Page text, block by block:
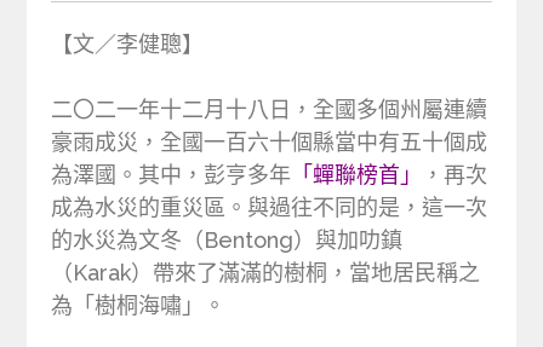
【文／李健聰】
二〇二一年十二月十八日，全國多個州屬連續
豪雨成災，全國一百六十個縣當中有五十個成
為澤國。其中，彭亨多年 「蟬聯榜首」
，再次
成為水災的重災區。與過往不同的是，這一次
的水災為文冬（Bentong）與加叻鎮
（Karak）帶來了滿滿的樹桐，當地居民稱之
為「樹桐海嘯」。